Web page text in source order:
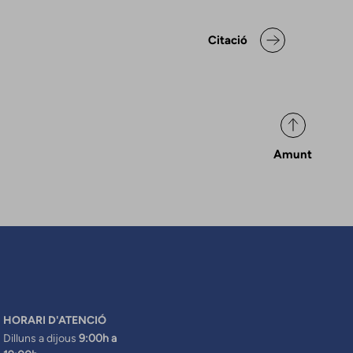
de posicionaments i
Amunt
Citació
HORARI D'ATENCIÓ
Dilluns a dijous 9:00h a